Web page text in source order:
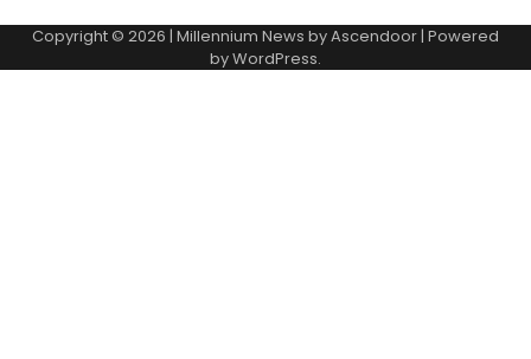
Copyright © 2026 | Millennium News byAscendoor| Powered
byWordPress.